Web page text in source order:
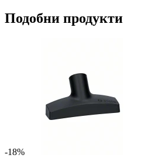
Подобни продукти
-18%